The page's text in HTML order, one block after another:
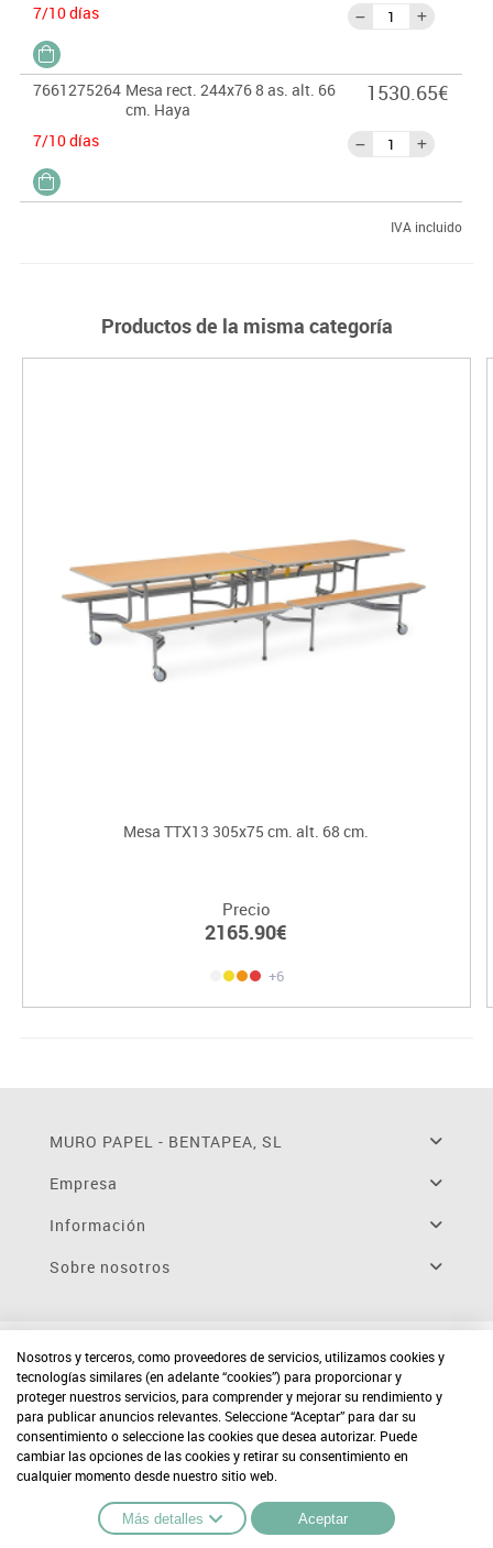
7/10 días
7661275264 Mesa rect. 244x76 8 as. alt. 66
cm. Haya
7/10 días
1530.65€
IVA incluido
Productos de la misma categoría
Mesa TTX13 305x75 cm. alt. 68 cm.
Precio
2165.90€
+6
MURO PAPEL - BENTAPEA, SL
Empresa
Información
Sobre nosotros
Nosotros y terceros, como proveedores de servicios, utilizamos cookies y
tecnologías similares (en adelante “cookies”) para proporcionar y
proteger nuestros servicios, para comprender y mejorar su rendimiento y
para publicar anuncios relevantes. Seleccione “Aceptar” para dar su
consentimiento o seleccione las cookies que desea autorizar. Puede
cambiar las opciones de las cookies y retirar su consentimiento en
cualquier momento desde nuestro sitio web.
Más detalles Aceptar